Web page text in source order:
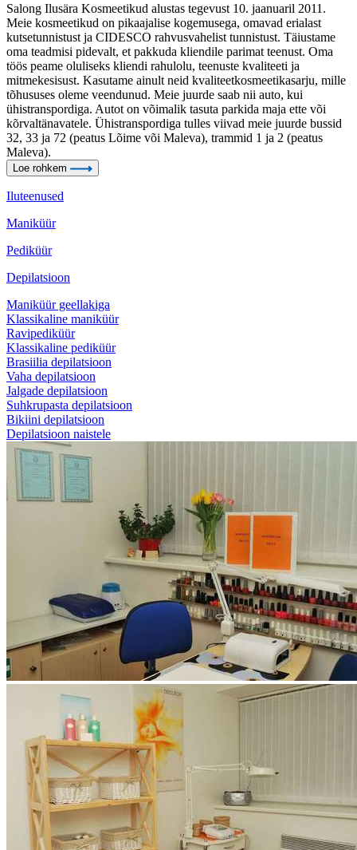
Salong Ilusära Kosmeetikud alustas tegevust 10. jaanuaril 2011.
Meie kosmeetikud on pikaajalise kogemusega, omavad erialast
kutsetunnistust ja CIDESCO rahvusvahelist tunnistust. Täiustame
oma teadmisi pidevalt, et pakkuda kliendile parimat teenust. Oma
töös peame oluliseks kliendi rahulolu, teenuste kvaliteeti ja
mitmekesisust. Kasutame ainult neid kvaliteetkosmeetikasarju, mille
tõhususes oleme veendunud. Meie juurde saab nii auto, kui
ühistranspordiga. Autot on võimalik tasuta parkida maja ette või
kõrvaltänavatele. Ühistranspordiga tulles viivad meie juurde bussid
32, 33 ja 72 (peatus Lõime või Maleva), trammid 1 ja 2 (peatus
Maleva).
Loe rohkem
Iluteenused
Maniküür
Pediküür
Depilatsioon
Maniküür geellakiga
Klassikaline maniküür
Ravipediküür
Klassikaline pediküür
Brasiilia depilatsioon
Vaha depilatsioon
Jalgade depilatsioon
Suhkrupasta depilatsioon
Bikiini depilatsioon
Depilatsioon naistele